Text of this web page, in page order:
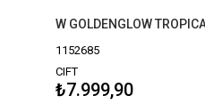
1152685
CIFT
₺7.999,90